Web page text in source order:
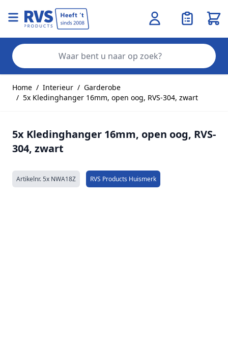
Home / Interieur / Garderobe
/ 5x Kledinghanger 16mm, open oog, RVS-304, zwart
5x Kledinghanger 16mm, open oog, RVS-
304, zwart
Artikelnr.5x NWA18Z RVS Products Huismerk